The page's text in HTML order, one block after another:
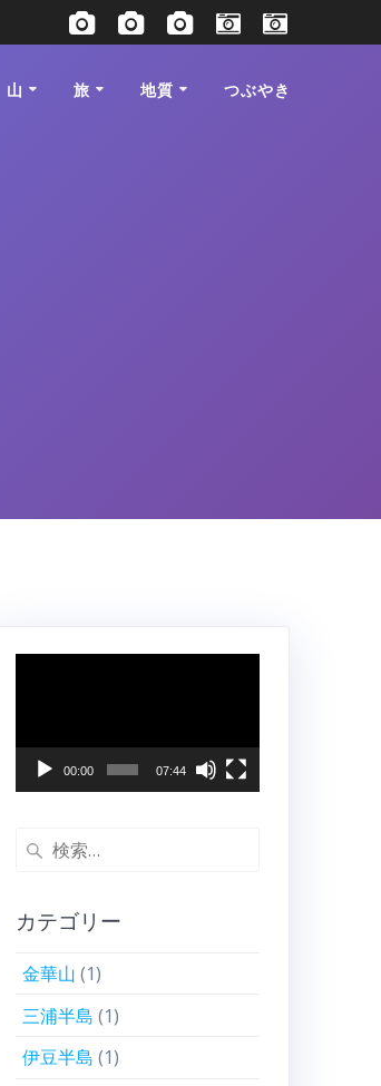
山 旅 地質 つぶやき
レ
ヤ
00:00 07:44
検
カテゴリー
金華山 (1)
三浦半島 (1)
伊豆半島 (1)